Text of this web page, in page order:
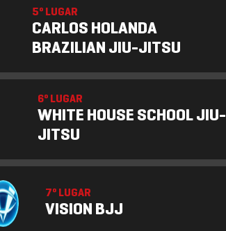
5º LUGAR
CARLOS HOLANDA
BRAZILIAN JIU-JITSU
6º LUGAR
WHITE HOUSE SCHOOL JIU-
JITSU
7º LUGAR
VISION BJJ